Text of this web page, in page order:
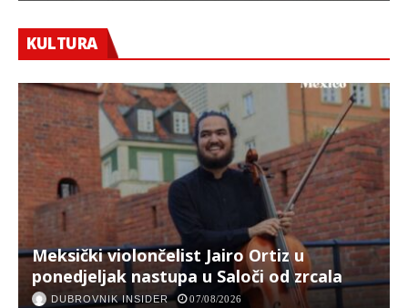
KULTURA
Meksički violončelist Jairo Ortiz u
ponedjeljak nastupa u Saloči od zrcala
DUBROVNIK INSIDER 07/08/2026